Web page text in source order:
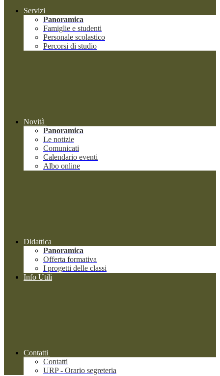
Servizi
Panoramica
Famiglie e studenti
Personale scolastico
Percorsi di studio
Novità
Panoramica
Le notizie
Comunicati
Calendario eventi
Albo online
Didattica
Panoramica
Offerta formativa
I progetti delle classi
Info Utili
Contatti
Contatti
URP - Orario segreteria